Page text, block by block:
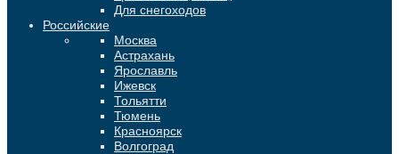
Для снегоходов
Российские
Москва
Астрахань
Ярославль
Ижевск
Тольятти
Тюмень
Красноярск
Волгоград